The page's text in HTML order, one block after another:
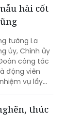
năm 2050,
hài cốt
tướng La
ủy, Chính ủy
công tác
động viên
vụ lấy
thúc